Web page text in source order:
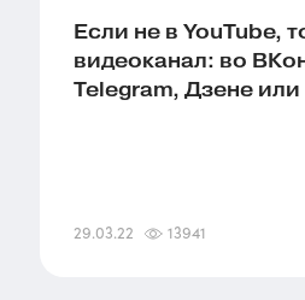
Если не в YouTube,
видеоканал: во
Telegram, Дзене
29.03.22 13941